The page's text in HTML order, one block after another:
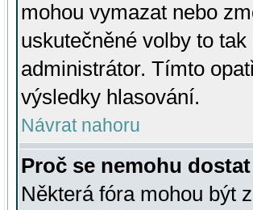
mohou vymazat nebo
uskutečněné volby to
administrátor. Tímto
výsledky hlasování.
Návrat nahoru
Proč se nemohu
Některá fóra mohou být